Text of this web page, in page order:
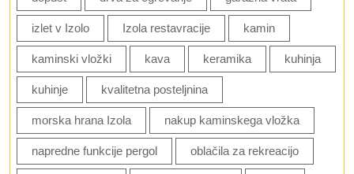
izlet v Izolo Izola restavracije kamin
kaminski vložki kava keramika kuhinja
kuhinje kvalitetna posteljnina
morska hrana Izola nakup kaminskega vložka
napredne funkcije pergol oblačila za rekreacijo